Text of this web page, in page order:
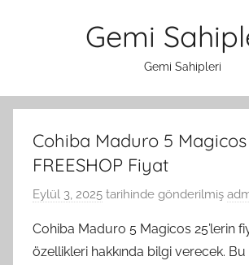
Gemi
Gemi Sahipleri
Cohiba Maduro 5 Magicos
FREESHOP Fiyat
Eylül 3, 2025 tarihinde gönderilmiş
Cohiba Maduro 5 Magicos 25’lerin
özellikleri hakkında bilgi verecek.